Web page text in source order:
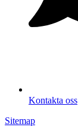
Kontakta oss
Sitemap